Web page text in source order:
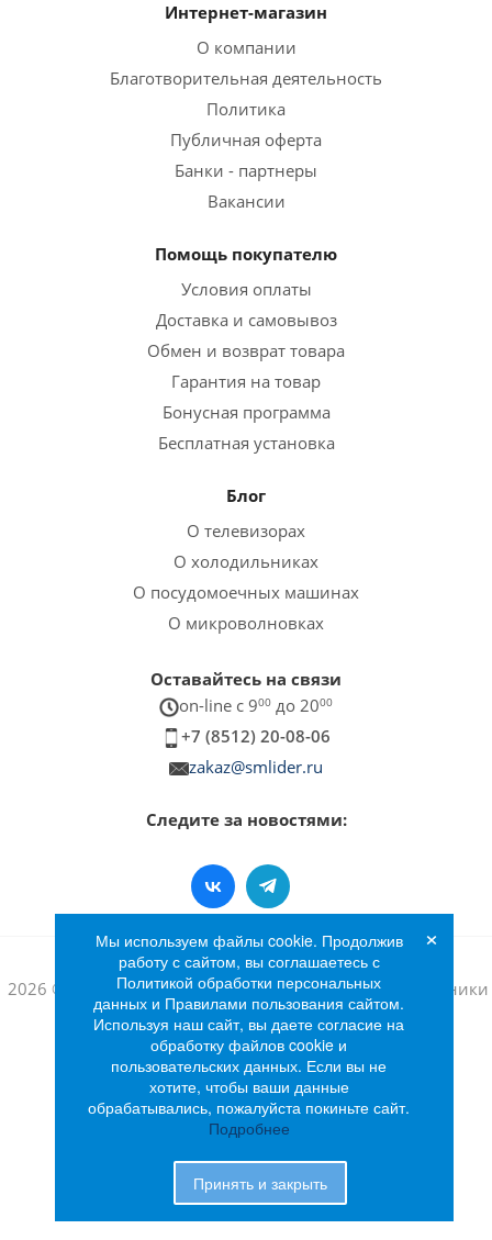
Интернет-магазин
О компании
Благотворительная деятельность
Политика
Публичная оферта
Банки - партнеры
Вакансии
Помощь покупателю
Условия оплаты
Доставка и самовывоз
Обмен и возврат товара
Гарантия на товар
Бонусная программа
Бесплатная установка
Блог
О телевизорах
О холодильниках
О посудомоечных машинах
О микроволновках
Оставайтесь на связи
on-line c 900 до 2000
+7 (8512) 20-08-06
zakaz@smlider.ru
Следите за новостями:
2026 © Интернет-магазин бытовой техники и электроники
«Лидер»
Мы используем файлы cookie. Продолжив
работу с сайтом, вы соглашаетесь с
Политикой обработки персональных
данных и Правилами пользования сайтом.
Используя наш сайт, вы даете согласие на
обработку файлов cookie и
пользовательских данных. Если вы не
хотите, чтобы ваши данные
обрабатывались, пожалуйста покиньте сайт.
Подробнее
Принять и закрыть
×